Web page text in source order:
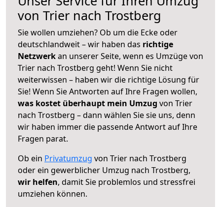
von Trier nach Trostberg
Sie wollen umziehen? Ob um die Ecke oder
deutschlandweit – wir haben das richtige
Netzwerkan unserer Seite, wenn es Umzüge von
Trier nach Trostberg geht! Wenn Sie nicht
weiterwissen – haben wir die richtige Lösung für
Sie! Wenn Sie Antworten auf Ihre Fragen wollen,
was kostet überhaupt mein Umzug von Trier
nach Trostberg – dann wählen Sie sie uns, denn
wir haben immer die passende Antwort auf Ihre
Fragen parat.
Ob ein Privatumzug von Trier nach Trostberg
oder ein gewerblicher Umzug nach Trostberg,
wir helfen, damit Sie problemlos und stressfrei
umziehen können.